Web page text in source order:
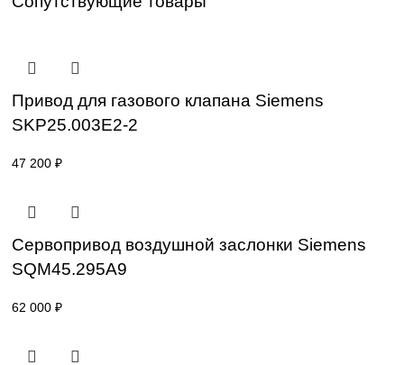
Для получения актуальной цены и информации о сроках
отправьте заявку с реквизитами вашей организации на
sales@corp-line.ru
+7 (499) 130-03-67